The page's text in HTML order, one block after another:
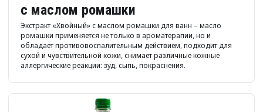
с маслом ромашки
Экстракт «Хвойный» с маслом ромашки для ванн – масло
ромашки применяется не только в ароматерапии, но и
обладает противовоспалительным действием, подходит для
сухой и чувствительной кожи, снимает различные кожные
аллергические реакции: зуд, сыпь, покраснения.